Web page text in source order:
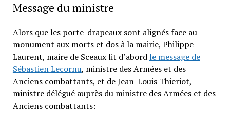
Message du ministre
Alors que les porte-drapeaux sont alignés face au
monument aux morts et dos à la mairie, Philippe
Laurent, maire de Sceaux lit d’abord le message de
Sébastien Lecornu, ministre des Armées et des
Anciens combattants, et de Jean-Louis Thieriot,
ministre délégué auprès du ministre des Armées et des
Anciens combattants: